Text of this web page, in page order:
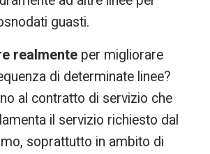
guasti.
realmente per migliorare
di determinate linee?
al contratto di servizio che
il servizio richiesto dal
soprattutto in ambito di